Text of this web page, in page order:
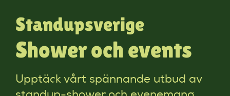
Standupsverige
Shower och events
Upptäck vårt spännande utbud av